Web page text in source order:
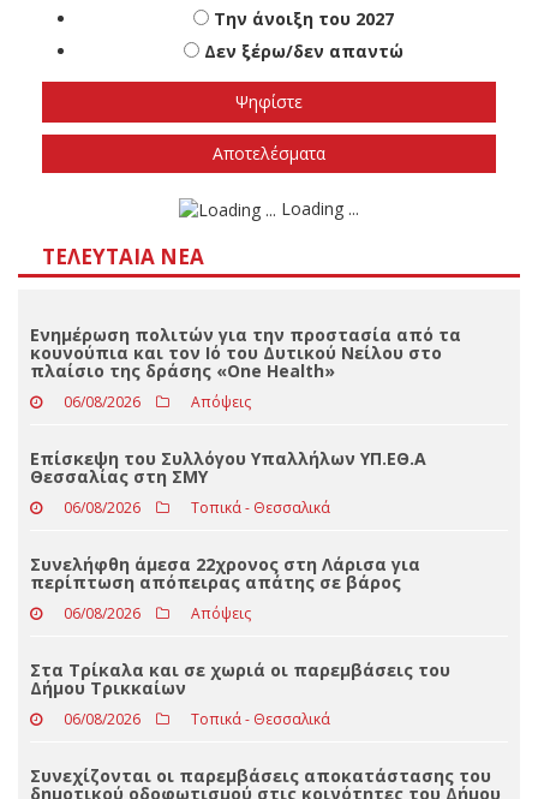
Πότε πιστεύετε ότι θα γίνουν οι εθνικές
εκλογές
Το φθινόπωρο του 2026
Την άνοιξη του 2027
Δεν ξέρω/δεν απαντώ
ΤΕΛΕΥΤΑΊΑ ΝΈΑ
κουνούπια και τον Ιό του Δυτικού Νείλου στο
πλαίσιο της δράσης «One Health»
06/08/2026 Απόψεις
Επίσκεψη του Συλλόγου Υπαλλήλων ΥΠ.ΕΘ.Α
Θεσσαλίας στη ΣΜΥ
06/08/2026 Τοπικά - Θεσσαλικά
Συνελήφθη άμεσα 22χρονος στη Λάρισα για
περίπτωση απόπειρας απάτης σε βάρος
06/08/2026 Απόψεις
Στα Τρίκαλα και σε χωριά οι παρεμβάσεις του